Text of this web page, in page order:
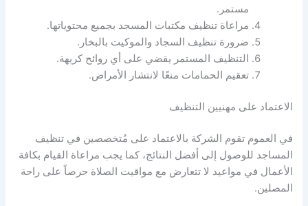
مستمر.
مراعاة تنظيف مكتبات المسجد بجميع محتوياتها.
ضرورة تنظيف السجاد والموكيت بالبخار.
التنظيف المستمر يقضي على أي روائح كريهة.
تعقيم الحمامات منعًا لانتشار الأمراض.
الاعتماد على مهنيين التنظيف
في العموم تقوم الشركة بالاعتماد على مُتخصصين في تنظيف
المساجد للوصول إلى أفضل النتائج، كما يجب مراعاة القيام بكافة
الأعمال في مواعيد لا تتعارض مع مواقيت الصلاة حرصاً على راحة
المصلين.